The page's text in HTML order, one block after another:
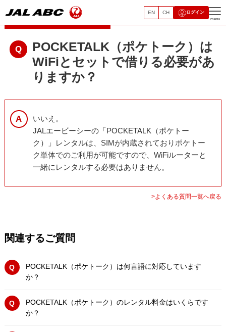
EN CH ログイン
menu
レンタルモバイルサービス
POCKETALK（ポケトーク）は
WiFiとセットで借りる必要があ
りますか？
いいえ。
JALエービーシーの「POCKETALK（ポケトー
ク）」レンタルは、SIMが内蔵されておりポケトー
ク単体でのご利用が可能ですので、WiFiルーターと
一緒にレンタルする必要はありません。
>よくある質問一覧へ戻る
関連するご質問
POCKETALK（ポケトーク）は何言語に対応しています
か？
POCKETALK（ポケトーク）のレンタル料金はいくらです
か？